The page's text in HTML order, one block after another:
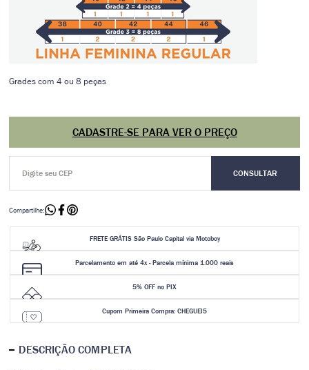
CADASTRE-SE PARA VER O PREÇO
Grades com 4 ou 8 peças
Compartilhe:
FRETE GRÁTIS São Paulo Capital via Motoboy
Parcelamento em até 4x - Parcela mínima 1.000 reais
5% OFF no PIX
Cupom Primeira Compra: CHEGUEI5
DESCRIÇÃO COMPLETA